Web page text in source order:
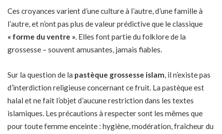
Ces croyances varient d’une culture à l’autre, d’une famille à
l’autre, et n’ont pas plus de valeur prédictive que le classique
« forme du ventre » . Elles font partie du folklore de la
grossesse – souvent amusantes, jamais fiables.
Sur la question de la pastèque grossesse islam, il n’existe pas
d’interdiction religieuse concernant ce fruit. La pastèque est
halal et ne fait l’objet d’aucune restriction dans les textes
islamiques. Les précautions à respecter sont les mêmes que
pour toute femme enceinte : hygiène, modération, fraîcheur du